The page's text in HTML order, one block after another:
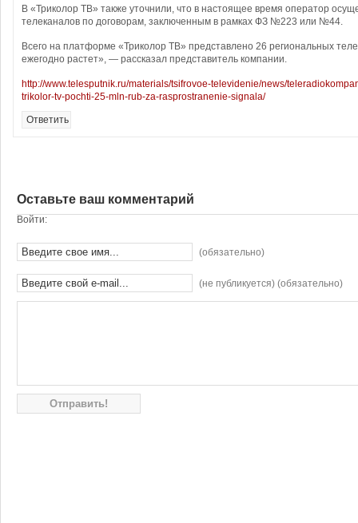
В «Триколор ТВ» также уточнили, что в настоящее время оператор
телеканалов по договорам, заключенным в рамках ФЗ №223 или №44.
Всего на платформе «Триколор ТВ» представлено 26 региональных
ежегодно растет», — рассказал представитель компании.
http://www.telesputnik.ru/materials/tsifrovoe-televidenie/news/
trikolor-tv-pochti-25-mln-rub-za-rasprostranenie-signala/
Ответить
Оставьте ваш комментарий
Войти:
(обязательно)
(не публикуется) (обязательно)